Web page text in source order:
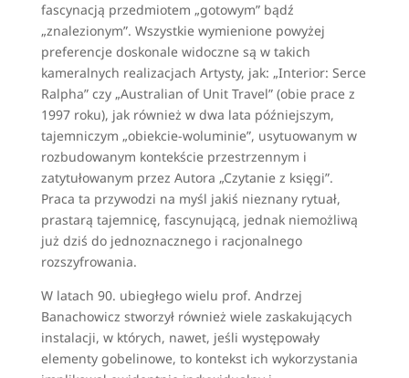
fascynacją przedmiotem „gotowym” bądź
„znalezionym”. Wszystkie wymienione powyżej
preferencje doskonale widoczne są w takich
kameralnych realizacjach Artysty, jak: „Interior: Serce
Ralpha” czy „Australian of Unit Travel” (obie prace z
1997 roku), jak również w dwa lata późniejszym,
tajemniczym „obiekcie-woluminie”, usytuowanym w
rozbudowanym kontekście przestrzennym i
zatytułowanym przez Autora „Czytanie z księgi”.
Praca ta przywodzi na myśl jakiś nieznany rytuał,
prastarą tajemnicę, fascynującą, jednak niemożliwą
już dziś do jednoznacznego i racjonalnego
rozszyfrowania.
W latach 90. ubiegłego wielu prof. Andrzej
Banachowicz stworzył również wiele zaskakujących
instalacji, w których, nawet, jeśli występowały
elementy gobelinowe, to kontekst ich wykorzystania